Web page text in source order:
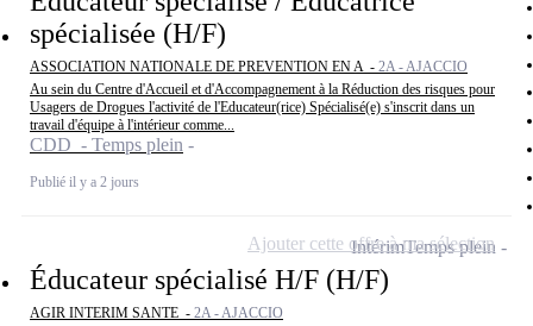
spécialisée (H/F)
ASSOCIATION NATIONALE DE PREVENTION EN A - 2A - AJACCIO
Au sein du Centre d'Accueil et d'Accompagnement à la Réduction des risques pour
Usagers de Drogues l'activité de l'Educateur(rice) Spécialisé(e) s'inscrit dans un
travail d'équipe à l'intérieur comme...
CDD - Temps plein
Publié il y a 2 jours
Éducateur spécialisé H/F (H/F)
AGIR INTERIM SANTE - 2A - AJACCIO
IntérimTemps plein
Ajouter cette offre à ma sélection